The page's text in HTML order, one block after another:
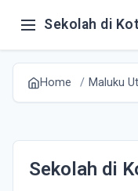
Sekolah di
Home Maluku
Sekolah di